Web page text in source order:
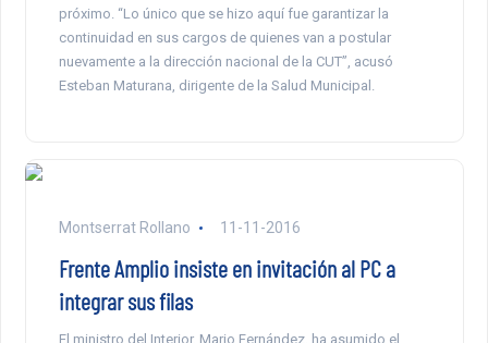
próximo. “Lo único que se hizo aquí fue garantizar la
continuidad en sus cargos de quienes van a postular
nuevamente a la dirección nacional de la CUT”, acusó
Esteban Maturana, dirigente de la Salud Municipal.
Montserrat Rollano 11-11-2016
Frente Amplio insiste en invitación al PC a
integrar sus filas
El ministro del Interior, Mario Fernández, ha asumido el